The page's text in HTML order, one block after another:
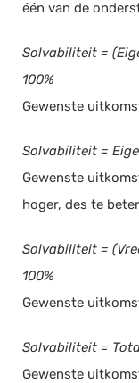
ERP
Rapportage
PSP
Marketing
Support
VoIP
Chat
Helpdesk
één van de
Solvabiliteit =
100%
Gewenste
Solvabiliteit =
Gewenste
hoger, des te
Solvabiliteit =
100%
Gewenste
Solvabiliteit =
Gewenste